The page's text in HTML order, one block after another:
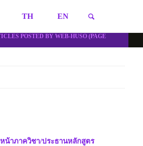
TH EN
POSTED BY WEB-HUSO(PAGE
น้าภาควิชา/ประธานหลักสูตร